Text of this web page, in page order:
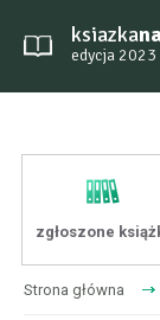
ksiazka
edycja 2023
zgłoszone
Strona główna